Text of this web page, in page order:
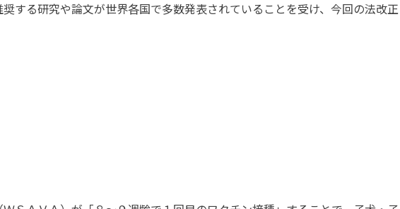
する研究や論文が世界各国で多数発表されていることを受け、今回の法改正